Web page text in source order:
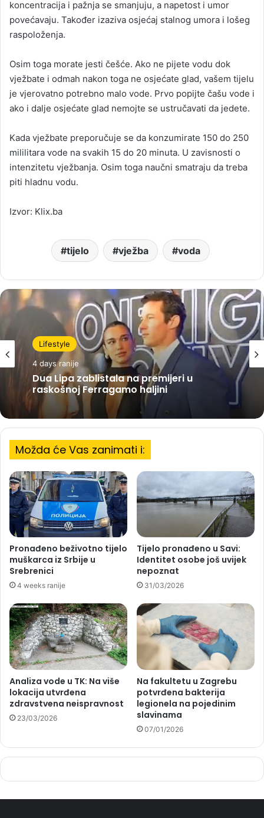
koncentracija i pažnja se smanjuju, a napetost i umor
povećavaju. Također izaziva osjećaj stalnog umora i lošeg
raspoloženja.
Osim toga morate jesti češće. Ako ne pijete vodu dok
vježbate i odmah nakon toga ne osjećate glad, vašem tijelu
je vjerovatno potrebno malo vode. Prvo popijte čašu vode i
ako i dalje osjećate glad nemojte se ustručavati da jedete.
Kada vježbate preporučuje se da konzumirate 150 do 250
mililitara vode na svakih 15 do 20 minuta. U zavisnosti o
intenzitetu vježbanja. Osim toga naučni smatraju da treba
piti hladnu vodu.
Izvor: Klix.ba
tijelo vježba voda
Lifestyle
4 days ranije
Dua Lipa zablistala na premijeri u
raskošnoj Ferragamo haljini
Možda će Vas zanimati i:
Pronađeno beživotno tijelo
muškarca iz Srbije u
Srebrenici
4 weeks ranije
Tijelo pronađeno u Savi:
Identitet osobe još uvijek
nepoznat
31/03/2026
Analiza vode u TK: Na više
lokacija utvrđena
zdravstvena neispravnost
23/03/2026
Na fakultetu u Zagrebu
potvrđena bakterija
legionela na pojedinim
slavinama
07/01/2026